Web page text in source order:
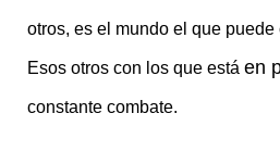
otros, es el mundo el que puede
Esos otros con los que está en
constante combate.